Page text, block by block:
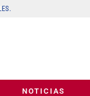
NOTICIAS